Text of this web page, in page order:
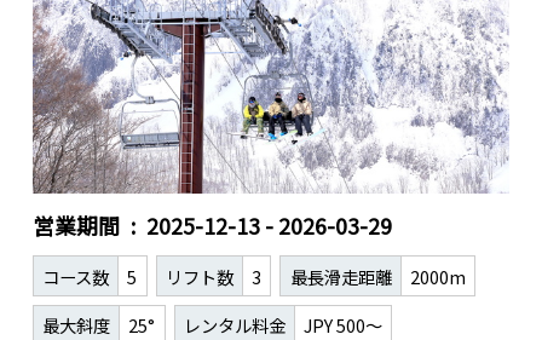
営業期間 2025-12-13 - 2026-03-29
コース数 5 リフト数 3 最長滑走距離
2000m
最大斜度
25° レンタル料金
JPY 500～